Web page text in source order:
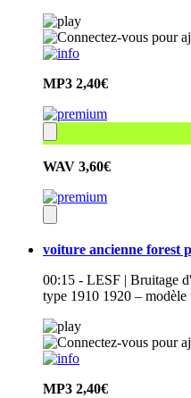
MP3 2,40€
WAV 3,60€
voiture ancienne forest
00:15 - LESF | Bruitage
type 1910 1920 – modèle
MP3 2,40€